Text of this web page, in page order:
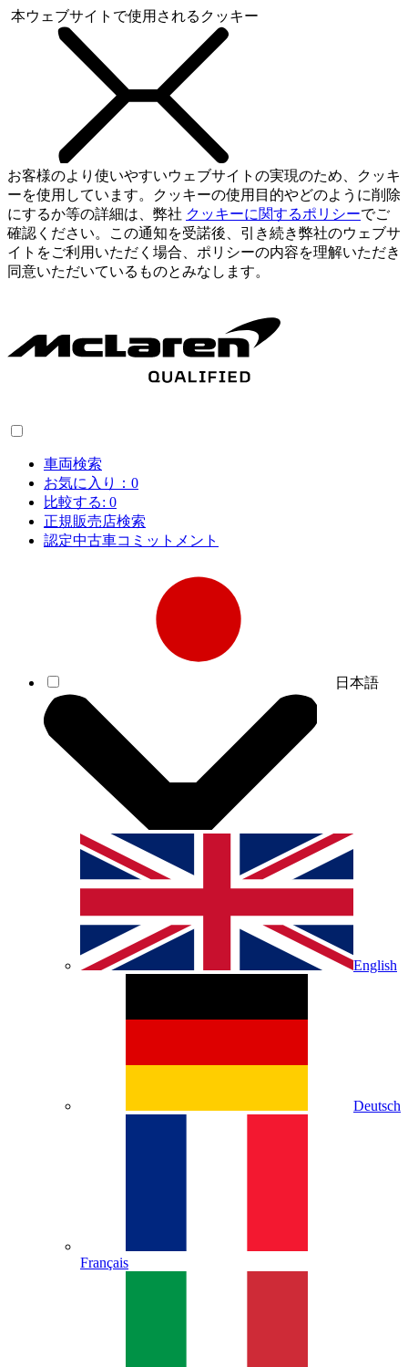
本ウェブサイトで使用されるクッキー
お客様のより使いやすいウェブサイトの実現のため、クッキ
ーを使用しています。クッキーの使用目的やどのように削除
にするか等の詳細は、弊社 クッキーに関するポリシーでご
確認ください。この通知を受諾後、引き続き弊社のウェブサ
イトをご利用いただく場合、ポリシーの内容を理解いただき
同意いただいているものとみなします。
車両検索
お気に入り： 0
比較する: 0
正規販売店検索
認定中古車コミットメント
日本語
English
Deutsch
Français